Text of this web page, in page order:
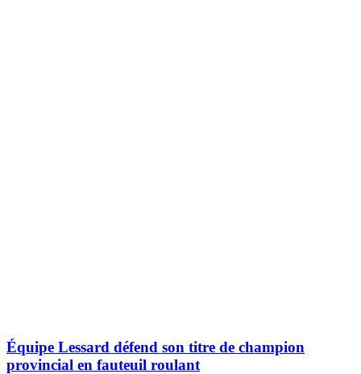
Équipe Lessard défend son titre de champion
provincial en fauteuil roulant